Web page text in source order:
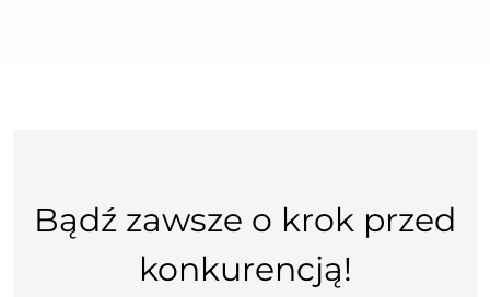
Bądź zawsze o krok przed
konkurencją!